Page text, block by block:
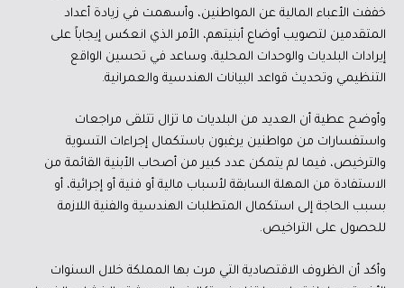
خففت الأعباء المالية عن المواطنين، وأسهمت في زيادة أعداد
المتقدمين لتصويب أوضاع أبنيتهم، الأمر الذي انعكس إيجاباً على
إيرادات البلديات والوحدات المحلية، وساعد في تحسين الواقع
التنظيمي وتحديث قواعد البيانات الهندسية والعمرانية.
وأوضح عطية أن العديد من البلديات ما تزال تتلقى مراجعات
واستفسارات من مواطنين يرغبون باستكمال إجراءات التسوية
والترخيص، فيما لم يتمكن عدد كبير من أصحاب الأبنية القائمة من
الاستفادة من المهلة السابقة لأسباب مالية أو فنية أو إجرائية، أو
بسبب الحاجة إلى استكمال المتطلبات الهندسية والفنية اللازمة
للحصول على التراخيص.
وأكد أن الظروف الاقتصادية التي مرت بها المملكة خلال السنوات